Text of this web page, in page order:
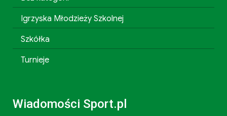
Igrzyska Młodzieży Szkolnej
Szkółka
Turnieje
Wiadomości Sport.pl